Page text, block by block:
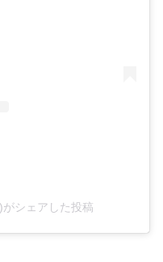
シェアした投稿